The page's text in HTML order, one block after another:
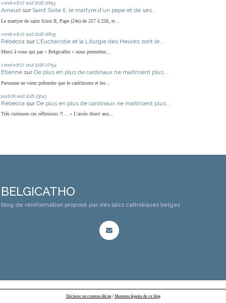
vendredi 07 août 2026 10h53
Arnaud sur Saint Sixte II, le martyre d'un pape et de ses...
Le martyre de saint Sixte II, Pape (24e) de 257 à 258, et...
vendredi 07 août 2026 08h35
Rébécca sur L’Eucharistie et la Liturgie des Heures sont le...
Merci à vous qui par « Belgicatho » nous permettez...
vendredi 07 août 2026 07h54
Etienne sur De plus en plus de cardinaux ne maîtrisent plus...
Personne ne vient prétendre que le catéchisme et les...
jeudi 06 août 2026 23h43
Rébécca sur De plus en plus de cardinaux ne maîtrisent plus...
Très curieuses ces réflexions ?!… « L'accès direct aux...
BELGICATHO
blog de réinformation proposé par des laïcs catholiques belges
Déclarer un contenu illicite| Mentions légales de ce blog